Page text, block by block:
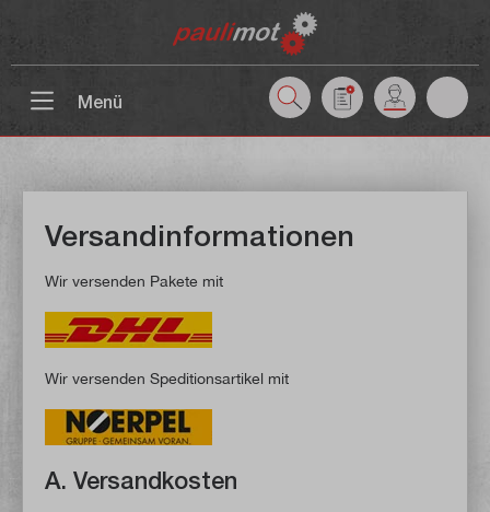
Menü
Versandinformationen
Wir versenden Pakete mit
Wir versenden Speditionsartikel mit
A. Versandkosten